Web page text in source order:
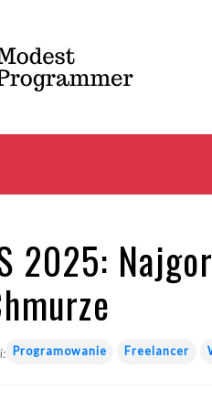
2025:
Programowanie Freelancer